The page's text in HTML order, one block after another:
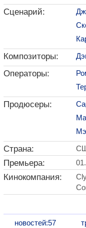
Сценарий:
Композиторы:
Операторы:
Продюсеры:
Страна:
Премьера:
Кинокомпания:
новостей:57